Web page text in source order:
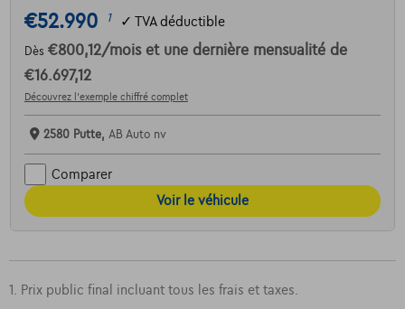
€52.990 1 ✓ TVA déductible
Dès €800,12/mois et une dernière mensualité de
€16.697,12
Découvrez l’exemple chiffré complet
2580 Putte, AB Auto nv
Comparer
Voir le véhicule
1. Prix public final incluant tous les frais et taxes.